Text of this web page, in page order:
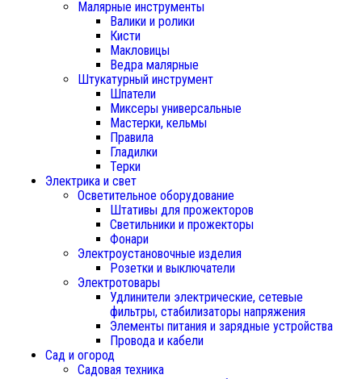
Малярные инструменты
Валики и ролики
Кисти
Макловицы
Ведра малярные
Штукатурный инструмент
Шпатели
Миксеры универсальные
Мастерки, кельмы
Правила
Гладилки
Терки
Электрика и свет
Осветительное оборудование
Штативы для прожекторов
Светильники и прожекторы
Фонари
Электроустановочные изделия
Розетки и выключатели
Электротовары
Удлинители электрические, сетевые
фильтры, стабилизаторы напряжения
Элементы питания и зарядные устройства
Провода и кабели
Сад и огород
Садовая техника